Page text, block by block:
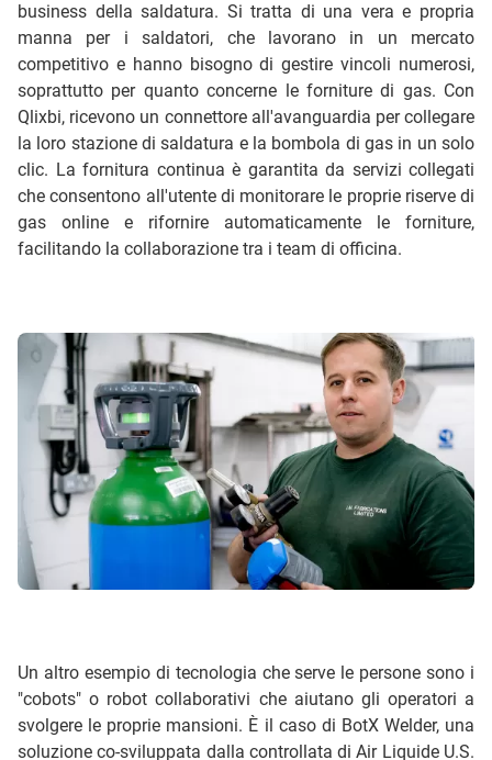
business della saldatura. Si tratta di una vera e propria
manna per i saldatori, che lavorano in un mercato
competitivo e hanno bisogno di gestire vincoli numerosi,
soprattutto per quanto concerne le forniture di gas. Con
Qlixbi, ricevono un connettore all'avanguardia per collegare
la loro stazione di saldatura e la bombola di gas in un solo
clic. La fornitura continua è garantita da servizi collegati
che consentono all'utente di monitorare le proprie riserve di
gas online e rifornire automaticamente le forniture,
facilitando la collaborazione tra i team di officina.
Un altro esempio di tecnologia che serve le persone sono i
"cobots" o robot collaborativi che aiutano gli operatori a
svolgere le proprie mansioni. È il caso di BotX Welder, una
soluzione co-sviluppata dalla controllata di Air Liquide U.S.